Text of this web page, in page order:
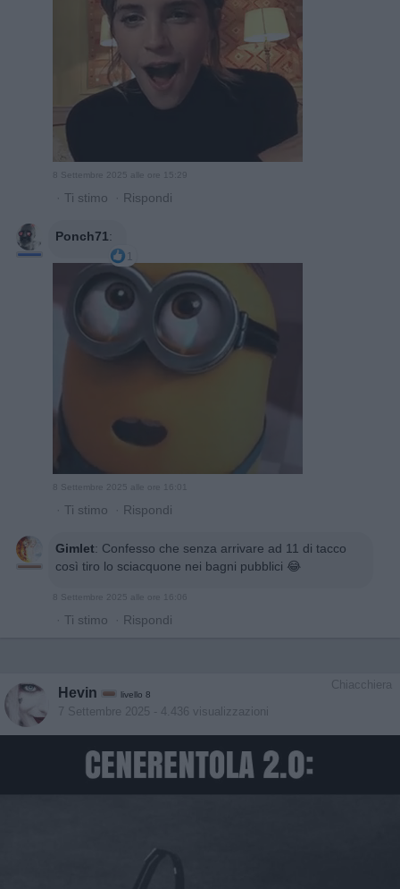
8 Settembre 2025 alle ore 15:29
· Ti stimo · Rispondi
Ponch71:
1
· Ti stimo · Rispondi
Gimlet: Confesso che senza arrivare ad 11 di tacco
così tiro lo sciacquone nei bagni pubblici 😂
· Ti stimo · Rispondi
Chiacchiera
Hevin livello 8
7 Settembre 2025 - 4.436 visualizzazioni